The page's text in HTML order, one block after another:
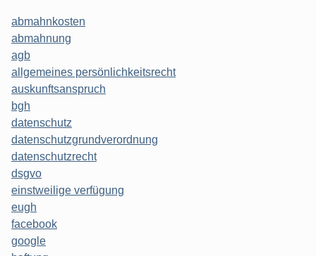
abmahnkosten
abmahnung
agb
allgemeines persönlichkeitsrecht
auskunftsanspruch
bgh
datenschutz
datenschutzgrundverordnung
datenschutzrecht
dsgvo
einstweilige verfügung
eugh
facebook
google